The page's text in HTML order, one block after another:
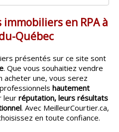
en RPA à
Québec
présentés sur ce site sont
. Que vous souhaitiez vendre
une, vous serez
hautement
leurréputation, leurs résultats
. Avec MeilleurCourtier.ca,
en toute confiance.